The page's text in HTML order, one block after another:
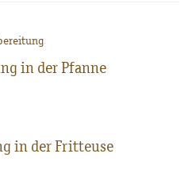
in der Pfanne
in der Fritteuse